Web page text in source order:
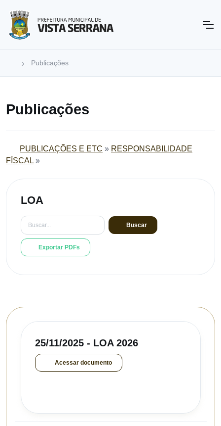
Publicações
Publicações
PUBLICAÇÕES E ETC » RESPONSABILIDADE
FÍSCAL »
LOA
Buscar
Exportar PDFs
25/11/2025 - LOA 2026
Acessar documento